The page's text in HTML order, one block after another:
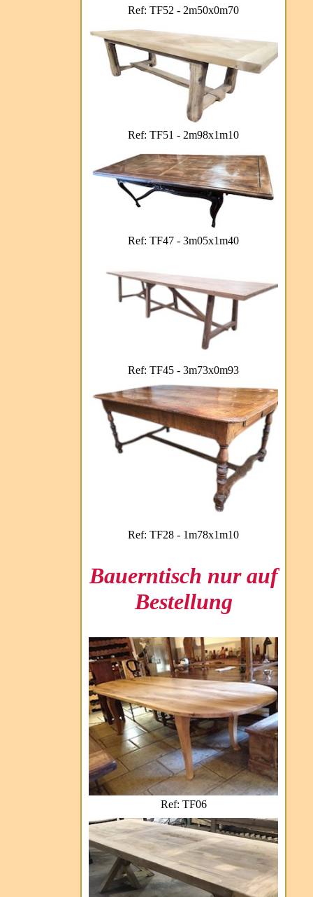
Ref: TF52 - 2m50x0m70
Ref: TF51 - 2m98x1m10
Ref: TF47 - 3m05x1m40
Ref: TF45 - 3m73x0m93
Ref: TF28 - 1m78x1m10
Bauerntisch nur auf
Bestellung
Ref: TF06